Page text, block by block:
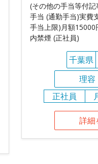
(その他の手当等付
手当 (通勤手当)実費
手当上限)月額15000
内禁煙 (正社員)
千葉県
理容
正社員
詳細